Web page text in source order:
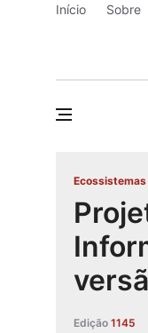
Início Sobre
Edição 1145